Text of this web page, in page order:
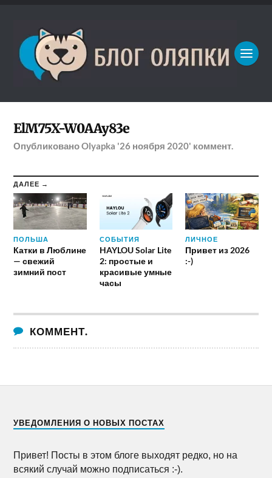
ElM75X-W0AAy83e
ОпубликованоOlyapka '26 ноября 2020' коммент.
ДАЛЕЕ →
ПОЛЬША
Катки в Люблине
— свежий
зимний пост
СОБЫТИЯ
HAYLOU Solar Lite
2: простые и
красивые умные
часы
ЛИЧНОЕ
Привет из 2026
:-)
КОММЕНТ.
УВЕДОМЛЕНИЯ О НОВЫХ ПОСТАХ
Привет! Посты в этом блоге выходят редко, но на
всякий случай можно подписаться :-).